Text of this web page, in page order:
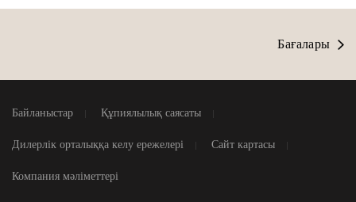
Бағалары
Байланыстар Құпиялылық саясаты
Дилерлік орталыққа келу ережелері Сайт картасы
Компания мәліметтері